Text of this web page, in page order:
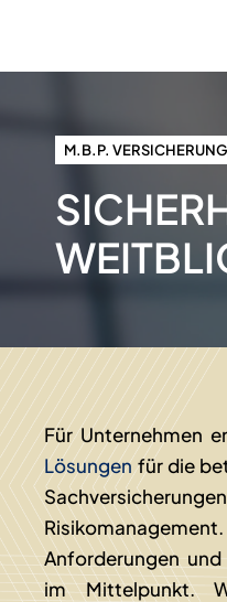
M.B.P.
Für Unternehmen
Lösungenfür die
Anforderungen
im Mittelpunkt.